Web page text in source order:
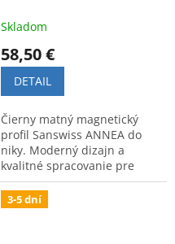
Skladom
58,50 €
DETAIL
Čierny matný magnetický
profil Sanswiss ANNEA do
niky. Moderný dizajn a
kvalitné spracovanie pre
sprchový kút. Kód: VANE06.
3-5 dní